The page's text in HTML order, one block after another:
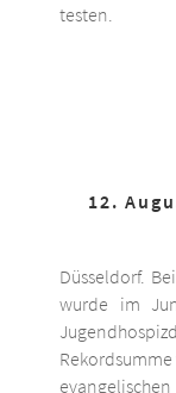
testen.
12.
Düsseldorf.
wurde im